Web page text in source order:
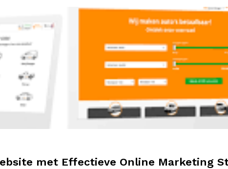
met Effectieve Online Marketing